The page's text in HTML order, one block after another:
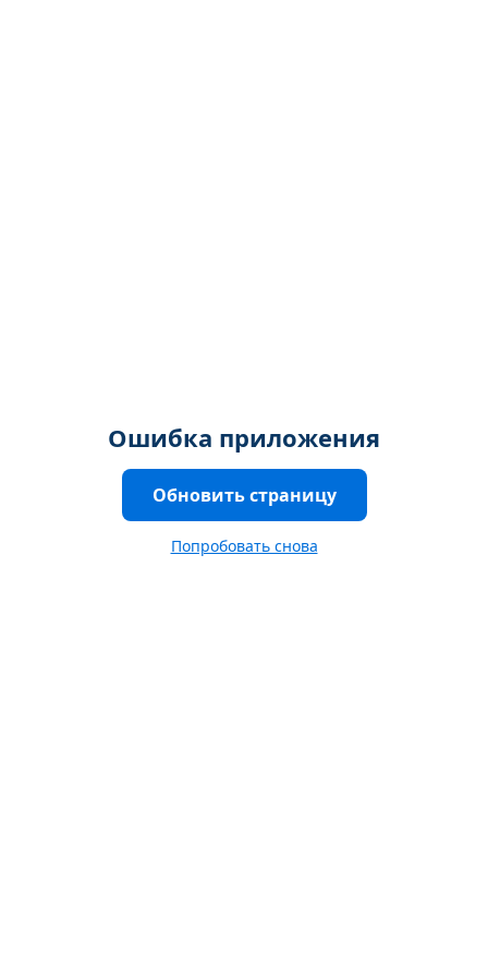
Ошибка приложения
Обновить страницу
Попробовать снова